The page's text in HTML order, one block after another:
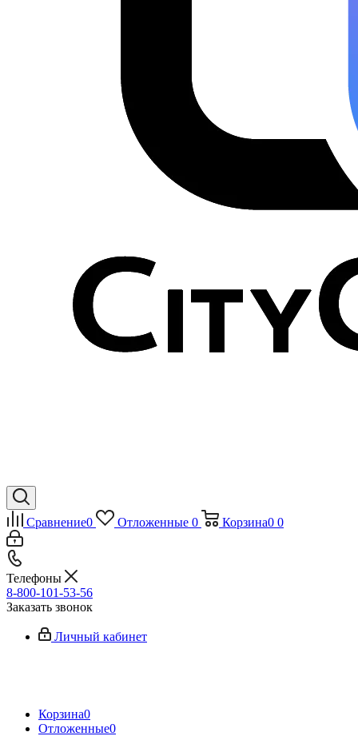
Сравнение0 Отложенные 0 Корзина0 0
Телефоны
8-800-101-53-56
Заказать звонок
Личный кабинет
Корзина0
Отложенные0